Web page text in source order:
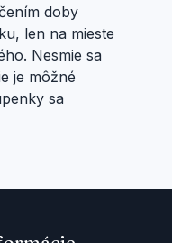
doby
len na mieste
Nesmie sa
je môžné
sa